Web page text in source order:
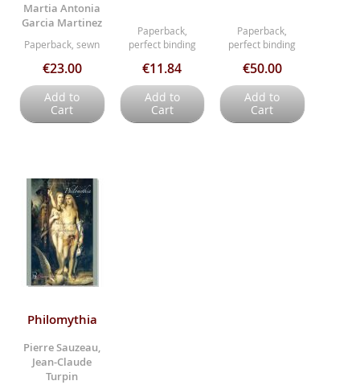
Martia Antonia
Garcia Martinez
Paperback, sewn
€23.00
Add to
Cart
Paperback,
perfect binding
€11.84
Add to
Cart
Paperback,
perfect binding
€50.00
Add to
Cart
Philomythia
Pierre Sauzeau,
Jean-Claude
Turpin